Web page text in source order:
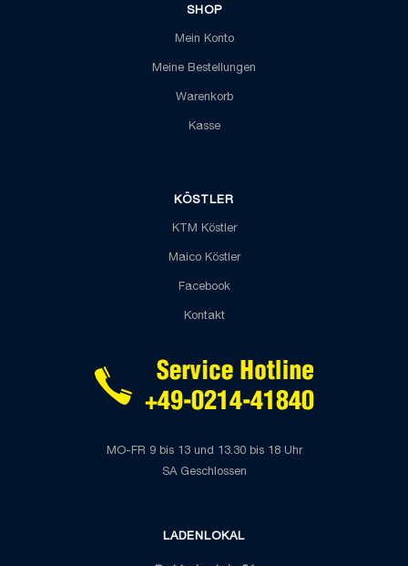
SHOP
Mein Konto
Meine Bestellungen
Warenkorb
Kasse
KÖSTLER
KTM Köstler
Maico Köstler
Facebook
Kontakt
MO-FR 9 bis 13 und 13.30 bis 18 Uhr
SA Geschlossen
LADENLOKAL